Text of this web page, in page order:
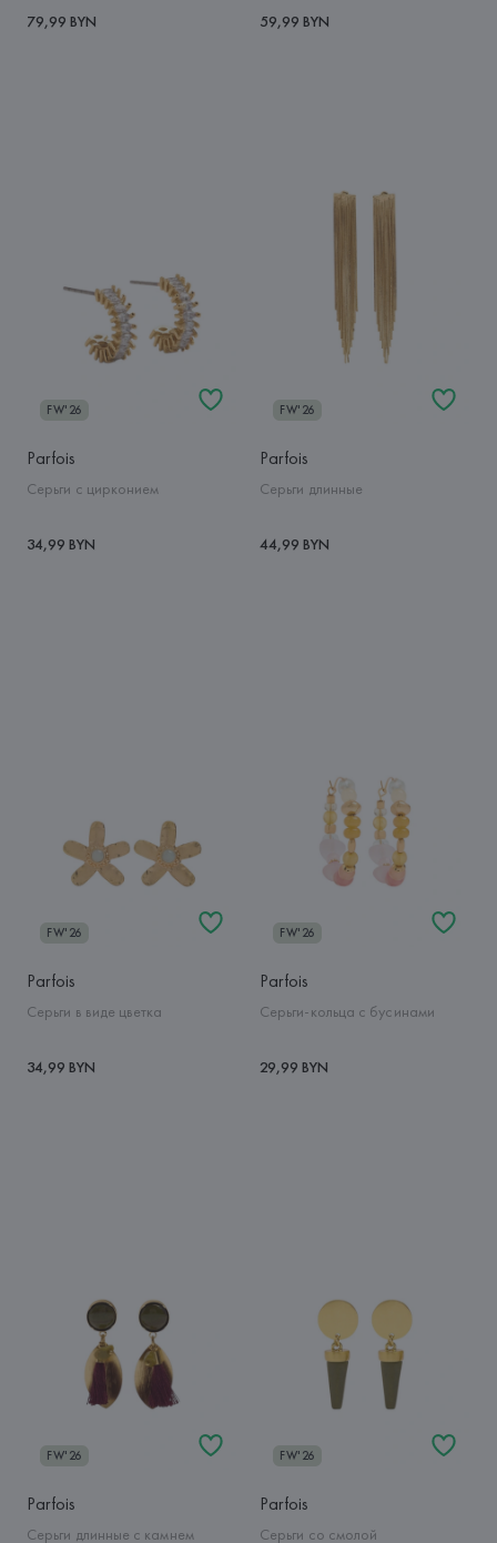
79,99 BYN 59,99 BYN
FW'26
Parfois
Серьги с цирконием
34,99 BYN
FW'26
Parfois
Серьги длинные
44,99 BYN
FW'26
Parfois
Серьги в виде цветка
34,99 BYN
FW'26
Parfois
Серьги-кольца с бусинами
29,99 BYN
FW'26
Parfois
Серьги длинные с камнем
FW'26
Parfois
Серьги со смолой